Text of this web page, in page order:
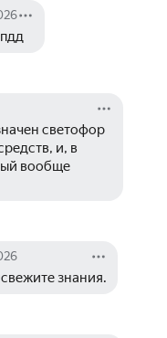
светофор
и, в
вообще
знания.